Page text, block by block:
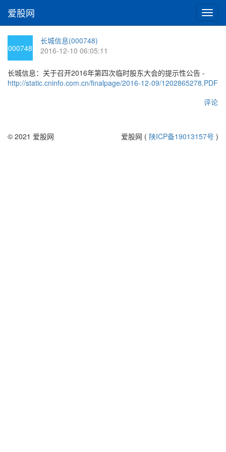
切
换
爱股网
000748
长城信息(000748)
2016-12-10 06:05:11
长城信息：关于召开2016年第四次临时股东大会的提示性公告 -
http://static.cninfo.com.cn/finalpage/2016-12-09/1202865278.PDF
评论
© 2021 爱股网 爱股网 ( 陕ICP备19013157号 )